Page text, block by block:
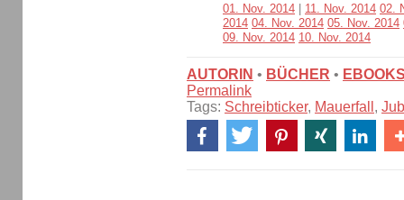
01. Nov. 2014 11. Nov. 2014 02.
2014 04. Nov. 2014 05. Nov. 2014
09. Nov. 2014 10. Nov. 2014
AUTORIN • BÜCHER •
Permalink
Tags: Schreibticker, Mauerfall ,